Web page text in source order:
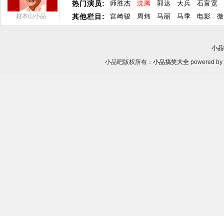
赵本山小品
热门演员:
其他栏目:
师胜杰 沈腾 郭达 大兵
石富宽
宫崎骏
周炜 马丽 马季 电影
小
小品吧版权所有： 小品搞笑大全 powered by